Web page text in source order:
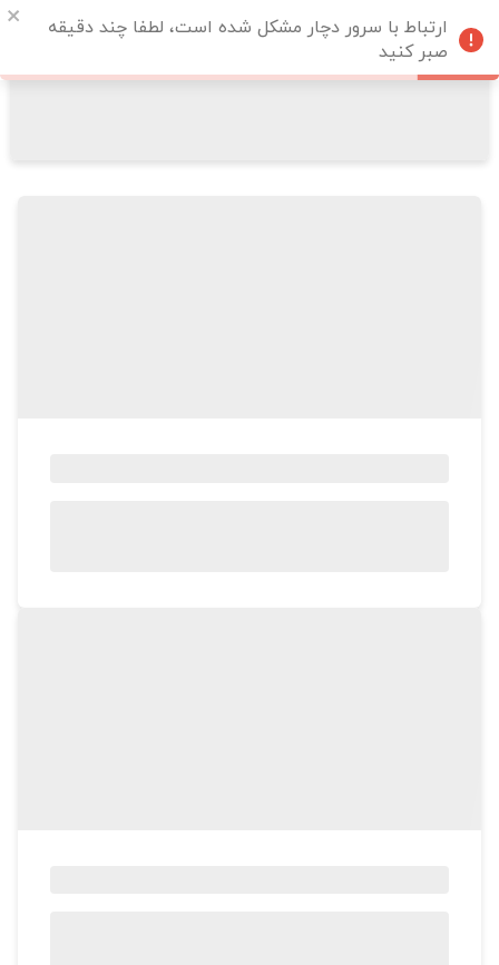
ارتباط با سرور دچار مشکل شده است، لطفا چند دقیقه
صبر کنید